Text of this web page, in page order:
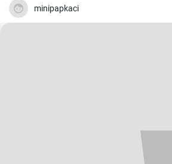
minipapkaci